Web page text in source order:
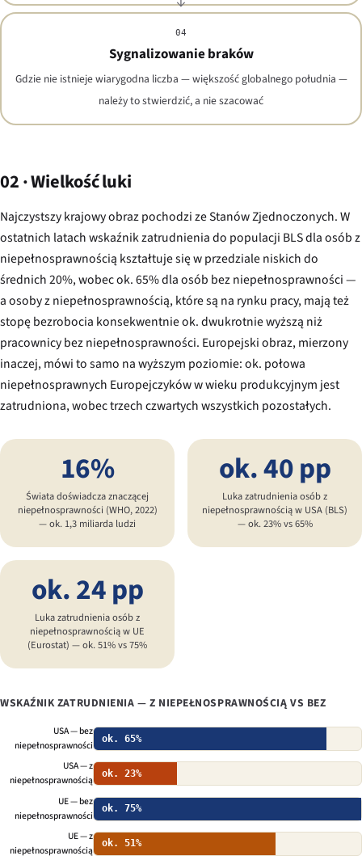
04
Sygnalizowanie braków
Gdzie nie istnieje wiarygodna liczba — większość globalnego południa —
należy to stwierdzić, a nie szacować
02 · Wielkość luki
Najczystszy krajowy obraz pochodzi ze Stanów Zjednoczonych. W
ostatnich latach wskaźnik zatrudnienia do populacji BLS dla osób z
niepełnosprawnością kształtuje się w przedziale niskich do
średnich 20%, wobec ok. 65% dla osób bez niepełnosprawności —
a osoby z niepełnosprawnością, które są na rynku pracy, mają też
stopę bezrobocia konsekwentnie ok. dwukrotnie wyższą niż
pracownicy bez niepełnosprawności. Europejski obraz, mierzony
inaczej, mówi to samo na wyższym poziomie: ok. połowa
niepełnosprawnych Europejczyków w wieku produkcyjnym jest
zatrudniona, wobec trzech czwartych wszystkich pozostałych.
16%
Świata doświadcza znaczącej
niepełnosprawności (WHO, 2022)
— ok. 1,3 miliarda ludzi
ok. 40 pp
Luka zatrudnienia osób z
niepełnosprawnością w USA (BLS)
— ok. 23% vs 65%
ok. 24 pp
Luka zatrudnienia osób z
niepełnosprawnością w UE
(Eurostat) — ok. 51% vs 75%
WSKAŹNIK ZATRUDNIENIA — Z NIEPEŁNOSPRAWNOŚCIĄ VS BEZ
USA — bez
niepełnosprawności
ok. 65%
USA — z
niepełnosprawnością
ok. 23%
UE — bez
niepełnosprawności
ok. 75%
UE — z
niepełnosprawnością
ok. 51%